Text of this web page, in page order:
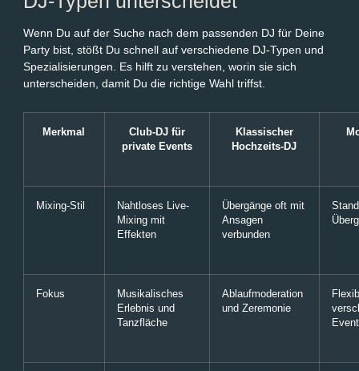
Wenn Du auf der Suche nach dem passenden DJ für Deine
Party bist, stößt Du schnell auf verschiedene DJ-Typen und
Spezialisierungen. Es hilft zu verstehen, worin sie sich
unterscheiden, damit Du die richtige Wahl triffst.
Merkmal
Club-DJ für
private Events
Klassischer
Hochzeits-DJ
Mixing-Stil
Nahtloses Live-
Mixing mit
Effekten
Übergänge oft mit
Ansagen
verbunden
Fokus
Musikalisches
Erlebnis und
Tanzfläche
Ablaufmoderation
und Zeremonie